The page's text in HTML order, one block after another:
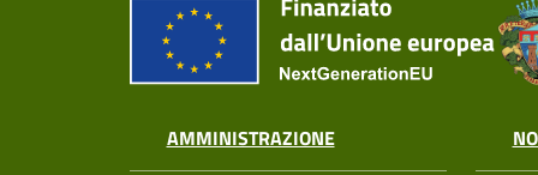
AMMINISTRAZIONE